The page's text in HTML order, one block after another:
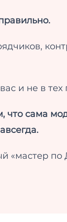
и не в тех
что сама
«мастер по